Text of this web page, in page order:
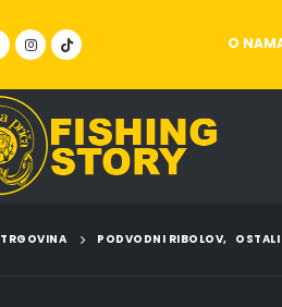
O
TRGOVINA PODVODNI RIBOLOV,